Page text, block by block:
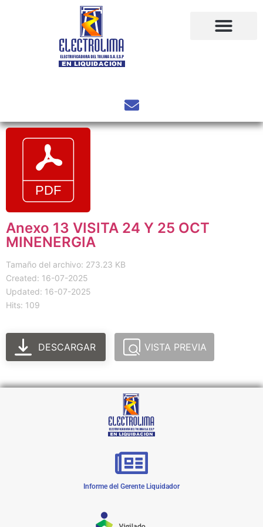
Anexo 13 VISITA 24 Y 25 OCT
MINENERGIA
Tamaño del archivo: 273.23 KB
Created: 16-07-2025
Updated: 16-07-2025
Hits: 109
DESCARGAR VISTA PREVIA
Informe del Gerente Liquidador